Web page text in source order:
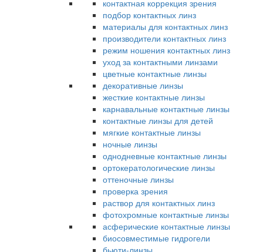
контактная коррекция зрения
подбор контактных линз
материалы для контактных линз
производители контактных линз
режим ношения контактных линз
уход за контактными линзами
цветные контактные линзы
декоративные линзы
жесткие контактные линзы
карнавальные контактные линзы
контактные линзы для детей
мягкие контактные линзы
ночные линзы
однодневные контактные линзы
ортокератологические линзы
оттеночные линзы
проверка зрения
раствор для контактных линз
фотохромные контактные линзы
асферические контактные линзы
биосовместимые гидрогели